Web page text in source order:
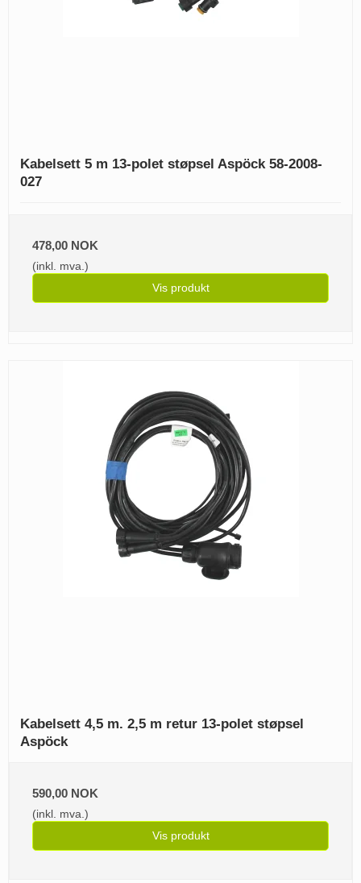
Kabelsett 5 m 13-polet støpsel Aspöck 58-2008-
027
478,00 NOK
(inkl. mva.)
Vis produkt
Kabelsett 4,5 m. 2,5 m retur 13-polet støpsel
Aspöck
590,00 NOK
(inkl. mva.)
Vis produkt